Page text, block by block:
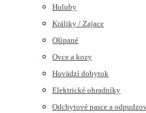
Holuby
Králiky / Zajace
Ošípané
Ovce a kozy
Hovädzí dobytok
Elektrické ohradníky
Odchytové pasce a